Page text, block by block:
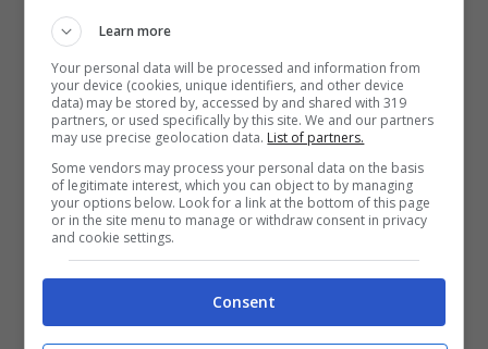
problematiche come l’invecchiamento
cutaneo, non solo anche le macchie scure
o la perdita di tono.
La mancata detersione può solo
compromettere il microbioma cutaneo,
ossia l’ecosistema di microrganismi che
protegge la pelle e ne mantiene l’equilibrio.
Se il microbioma viene alterato si può
Learn more
Your personal data will be processed and information from
your device (cookies, unique identifiers, and other device
data) may be stored by, accessed by and shared with 319
partners, or used specifically by this site. We and our partners
may use precise geolocation data. List of partners.
Some vendors may process your personal data on the basis
of legitimate interest, which you can object to by managing
your options below. Look for a link at the bottom of this page
or in the site menu to manage or withdraw consent in privacy
and cookie settings.
Consent